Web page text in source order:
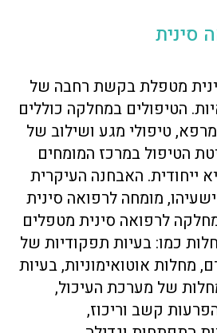
סינית
מטפלת בקשת רחבה של
הטיפולים במחלקה כוללים
טיפולי מגע ושילוב של
הטיפול במרכז המומחים
ייחודית. האבחנה העיקרית
מומחה לרפואה סינית
לרפואה סינית מטפלים
כמו: בעיות תפקודיות של
מחלות אוטואימוניות, בעיות
של מערכת העיכול,
קשב וריכוז,